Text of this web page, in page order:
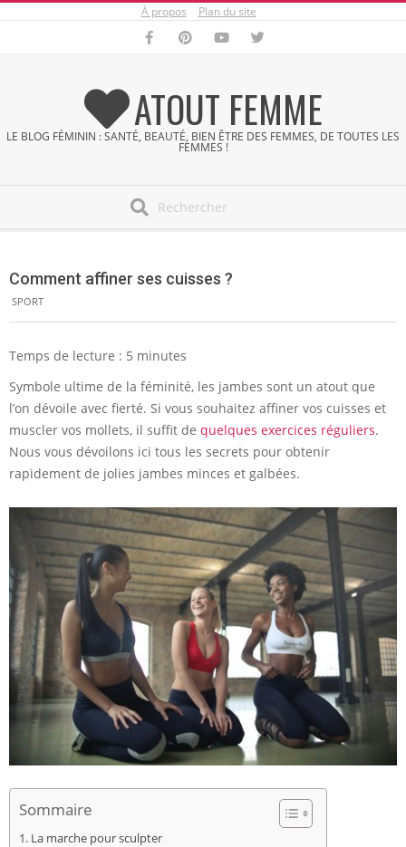
À propos Plan du site
ATOUT FEMME
LE BLOG FÉMININ : SANTÉ, BEAUTÉ, BIEN ÊTRE DES FEMMES, DE TOUTES LES
FEMMES !
Menu
Comment affiner ses cuisses ?
SPORT
Temps de lecture : 5 minutes
Symbole ultime de la féminité, les jambes sont un atout que
l’on dévoile avec fierté. Si vous souhaitez affiner vos cuisses et
muscler vos mollets, il suffit de quelques exercices réguliers.
Nous vous dévoilons ici tous les secrets pour obtenir
rapidement de jolies jambes minces et galbées.
Sommaire
La marche pour sculpter